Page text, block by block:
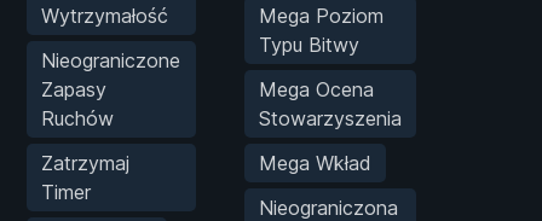
Wytrzymałość
Nieograniczone
Zapasy
Ruchów
Zatrzymaj
Timer
Mega Poziom
Typu Bitwy
Mega Ocena
Stowarzyszenia
Mega Wkład
Nieograniczona